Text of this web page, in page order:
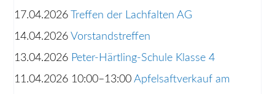
17.04.2026 Treffen der Lachfalten AG
14.04.2026 Vorstandstreffen
13.04.2026 Peter-Härtling-Schule Klasse 4
11.04.2026 10:00–13:00 Apfelsaftverkauf am